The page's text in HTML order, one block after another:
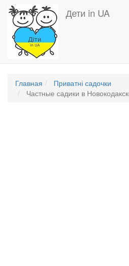
Перейти
основному
содержанию
Дети in UA
Главная
Приватні садочки
Частные садики в